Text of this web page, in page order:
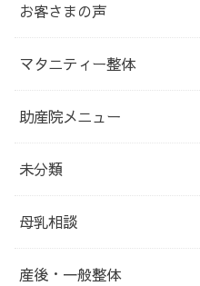
お客さまの声
マタニティー整体
助産院メニュー
未分類
母乳相談
産後・一般整体